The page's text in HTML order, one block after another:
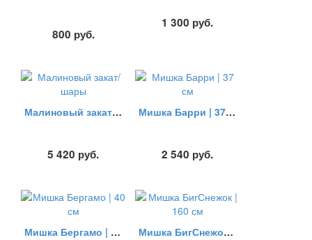
800 руб.
1 300 руб.
Малиновый закат/шары
5 420 руб.
Мишка Барри | 37 см
2 540 руб.
Мишка Бергамо | 40 см Мишка БигСнежок | 160 см